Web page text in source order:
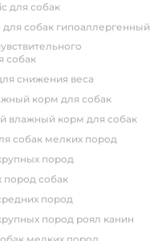
для собак
для собак гипоаллергенный
собак
снижения веса
корм для собак
влажный корм для собак
собак мелких пород
пород
пород собак
пород
пород роял канин